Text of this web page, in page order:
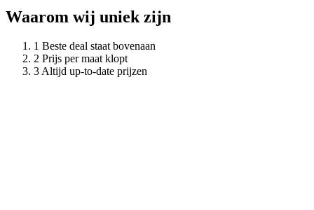
Waarom wij uniek zijn
Beste deal staat bovenaan
Prijs per maat klopt
Altijd up-to-date prijzen